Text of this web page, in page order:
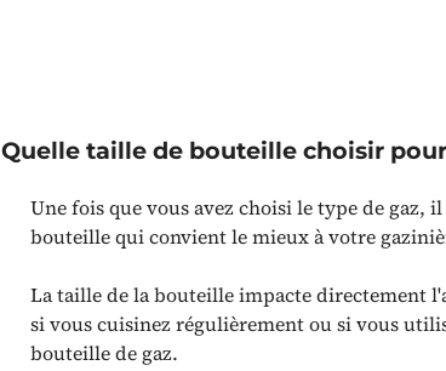
Quelle taille de bouteille choisir
Une fois que vous avez choisi le type de gaz,
bouteille qui convient le mieux à votre
La taille de la bouteille impacte directement
si vous cuisinez régulièrement ou si vous
bouteille de gaz.